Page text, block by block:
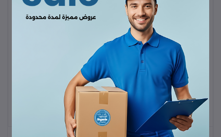
حامل موبايل بمشبك
KWD3.90
راف باور الترا - حامل هاتف
مغناطيسي للسيارة - أسود
KWD6.50